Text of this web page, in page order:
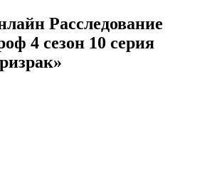
Расследование
4 сезон 10 серия